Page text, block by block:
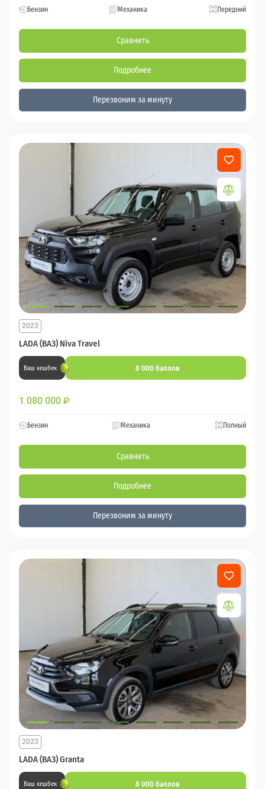
Бензин Механика Передний
Сравнить
Подробнее
Перезвоним за минуту
LADA (ВАЗ) Niva Travel
2023
Ваш кешбек 8 000 баллов
1 080 000 ₽
Бензин Механика Полный
Сравнить
Подробнее
Перезвоним за минуту
LADA (ВАЗ) Granta
2023
Ваш кешбек 8 000 баллов